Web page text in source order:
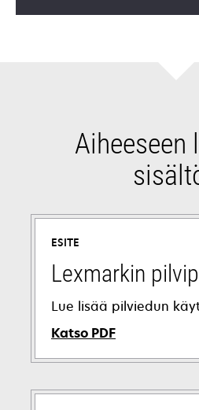
Aiheeseen
ESITE
Lexmarkin
Lue lisää pilviedun
Katso PDF
opens
in